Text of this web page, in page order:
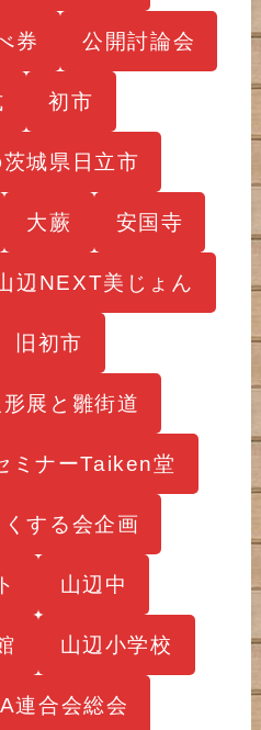
券 公開討論会
初市
城県日立市
大蕨 安国寺
辺NEXT美じょん
旧初市
展と雛街道
ミナーTaiken堂
する会企画
山辺中
山辺小学校
連合会総会